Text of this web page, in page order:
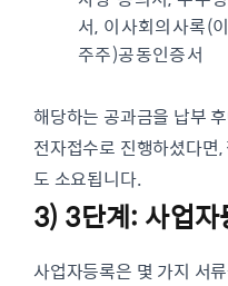
서, 이사회의사록(
주주)공동인증서
해당하는 공과금을 납부
전자접수로 진행하셨다면
도 소요됩니다.
3) 3단계: 사업자
사업자등록은 몇 가지 서